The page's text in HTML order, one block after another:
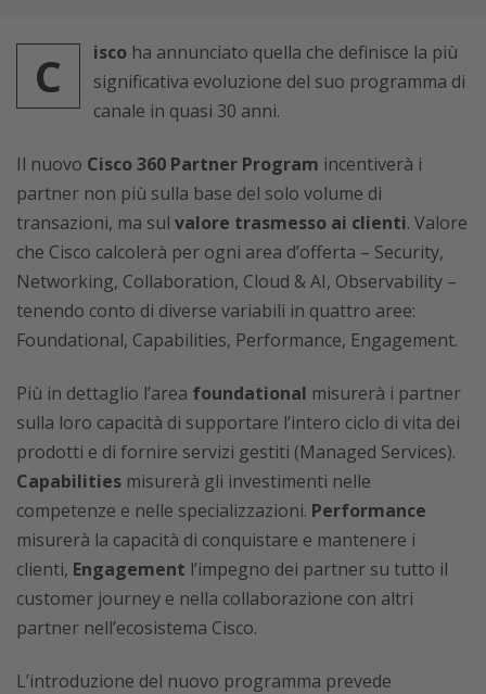
C isco ha annunciato quella che definisce la più
significativa evoluzione del suo programma di
canale in quasi 30 anni.
Il nuovo Cisco 360 Partner Program incentiverà i
partner non più sulla base del solo volume di
transazioni, ma sul valore trasmesso ai clienti. Valore
che Cisco calcolerà per ogni area d’offerta – Security,
Networking, Collaboration, Cloud & AI, Observability –
tenendo conto di diverse variabili in quattro aree:
Foundational, Capabilities, Performance, Engagement.
Più in dettaglio l’area foundational misurerà i partner
sulla loro capacità di supportare l’intero ciclo di vita dei
prodotti e di fornire servizi gestiti (Managed Services).
Capabilities misurerà gli investimenti nelle
competenze e nelle specializzazioni. Performance
misurerà la capacità di conquistare e mantenere i
clienti, Engagement l’impegno dei partner su tutto il
customer journey e nella collaborazione con altri
partner nell’ecosistema Cisco.
L’introduzione del nuovo programma prevede